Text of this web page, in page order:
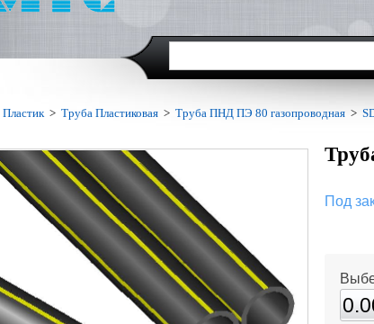
Пластик> Труба Пластиковая > Труба ПНД ПЭ 80 газопроводная >
Под